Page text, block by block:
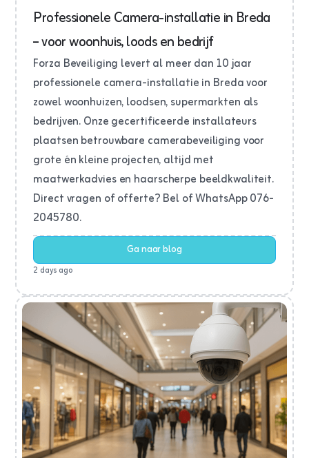
Professionele Camera-installatie in Breda
– voor woonhuis, loods en bedrijf
Forza Beveiliging levert al meer dan 10 jaar
professionele camera-installatie in Breda voor
zowel woonhuizen, loodsen, supermarkten als
bedrijven. Onze gecertificeerde installateurs
plaatsen betrouwbare camerabeveiliging voor
grote én kleine projecten, altijd met
maatwerkadvies en haarscherpe beeldkwaliteit.
Direct vragen of offerte? Bel of WhatsApp 076-
2045780.
Ga naar blog
2 days ago